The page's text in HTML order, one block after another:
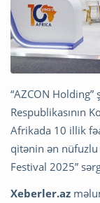
“AZCON
Respublikasının
Afrikada 10 illik
qitənin ən
Festival 2025”
Xeberler.az